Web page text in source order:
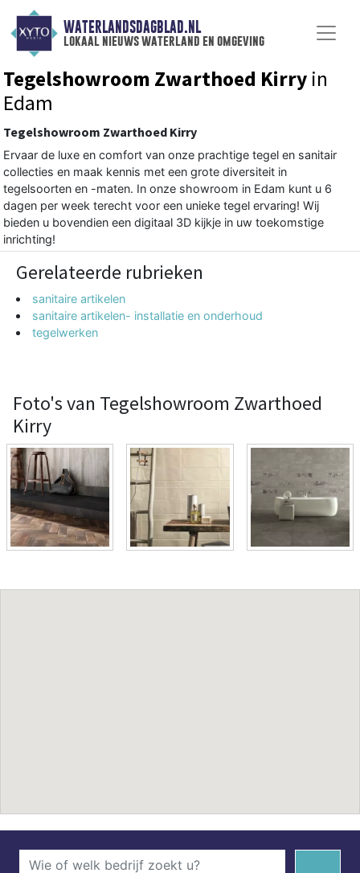
WATERLANDSDAGBLAD.NL
lokaal nieuws waterland en omgeving
Tegelshowroom Zwarthoed Kirry in
Edam
Tegelshowroom Zwarthoed Kirry
Ervaar de luxe en comfort van onze prachtige tegel en sanitair
collecties en maak kennis met een grote diversiteit in
tegelsoorten en -maten. In onze showroom in Edam kunt u 6
dagen per week terecht voor een unieke tegel ervaring! Wij
bieden u bovendien een digitaal 3D kijkje in uw toekomstige
inrichting!
Gerelateerde rubrieken
sanitaire artikelen
sanitaire artikelen- installatie en onderhoud
tegelwerken
Foto's van Tegelshowroom Zwarthoed
Kirry